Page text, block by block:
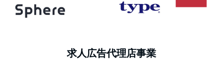
求人広告代理店事業